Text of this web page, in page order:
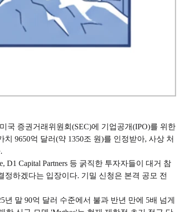
국 증권거래위원회(SEC)에 기업공개(IPO)를 위한
9650억 달러(약 1350조 원)를 인정받아, 사상 처
D1 Capital Partners 등 굵직한 투자자들이 대거 참
하겠다는 입장이다. 기밀 신청은 본격 공모 전
말 90억 달러 수준에서 불과 반년 만에 5배 넘게